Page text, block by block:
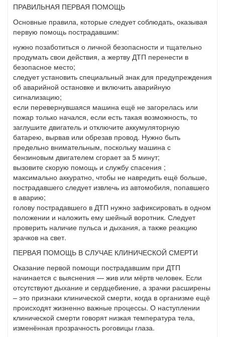
ПРАВИЛЬНАЯ ПЕРВАЯ ПОМОЩЬ
Основные правила, которые следует соблюдать, оказывая
первую помощь пострадавшим:
нужно позаботиться о личной безопасности и тщательно
продумать свои действия, а жертву ДТП перенести в
безопасное место;
следует установить специальный знак для предупреждения
об аварийной остановке и включить аварийную
сигнализацию;
если перевернувшаяся машина ещё не загорелась или
пожар только начался, если есть такая возможность, то
заглушите двигатель и отключите аккумуляторную
батарею, вырвав или обрезав провод. Нужно быть
предельно внимательным, поскольку машина с
бензиновым двигателем сгорает за 5 минут;
вызовите скорую помощь и службу спасения ;
максимально аккуратно, чтобы не навредить ещё больше,
пострадавшего следует извлечь из автомобиля, попавшего
в аварию;
голову пострадавшего в ДТП нужно зафиксировать в одном
положении и наложить ему шейный воротник. Следует
проверить наличие пульса и дыхания, а также реакцию
зрачков на свет.
ПЕРВАЯ ПОМОЩЬ В СЛУЧАЕ КЛИНИЧЕСКОЙ СМЕРТИ
Оказание первой помощи пострадавшим при ДТП
начинается с выяснения — жив или мёртв человек. Если
отсутствуют дыхание и сердцебиение, а зрачки расширены
– это признаки клинической смерти, когда в организме ещё
происходят жизненно важные процессы. О наступлении
клинической смерти говорят низкая температура тела,
изменённая прозрачность роговицы глаза.